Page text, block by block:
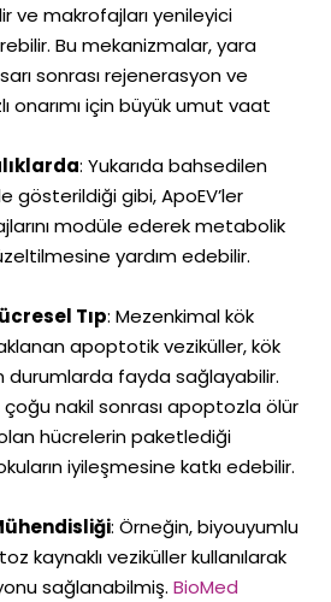
ve makrofajları yenileyici
Bu mekanizmalar, yara
sonrası rejenerasyon ve
onarımı için büyük umut vaat
: Yukarıda bahsedilen
gösterildiği gibi, ApoEV’ler
modüle ederek metabolik
yardım edebilir.
Tıp: Mezenkimal kök
apoptotik veziküller, kök
durumlarda fayda sağlayabilir.
çoğu nakil sonrası apoptozla ölür
hücrelerin paketlediği
iyileşmesine katkı edebilir.
: Örneğin, biyouyumlu
kaynaklı veziküller kullanılarak
sağlanabilmiş.BioMed